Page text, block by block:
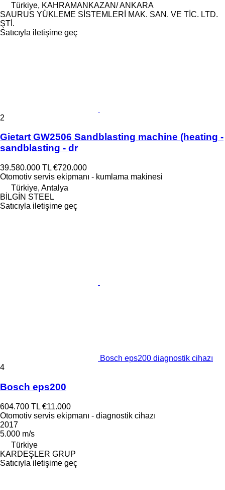
Türkiye, KAHRAMANKAZAN/ ANKARA
SAURUS YÜKLEME SİSTEMLERİ MAK. SAN. VE TİC. LTD.
ŞTİ.
Satıcıyla iletişime geç
2
Gietart GW2506 Sandblasting machine (heating -
sandblasting - dr
39.580.000 TL €720.000
Otomotiv servis ekipmanı - kumlama makinesi
Türkiye, Antalya
BİLGİN STEEL
Satıcıyla iletişime geç
Bosch eps200 diagnostik cihazı
4
Bosch eps200
604.700 TL €11.000
Otomotiv servis ekipmanı - diagnostik cihazı
2017
5.000 m/s
Türkiye
KARDEŞLER GRUP
Satıcıyla iletişime geç